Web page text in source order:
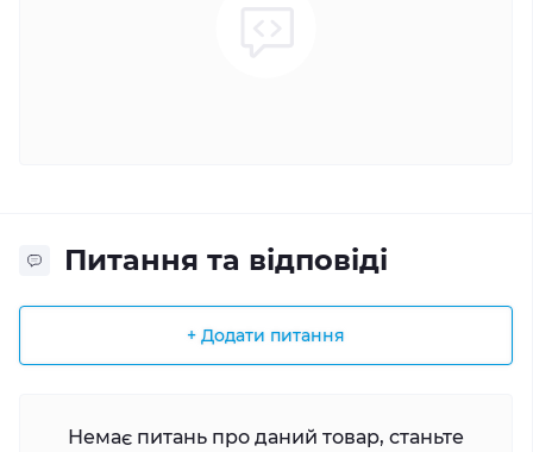
Питання та відповіді
+ Додати питання
Немає питань про даний товар, станьте